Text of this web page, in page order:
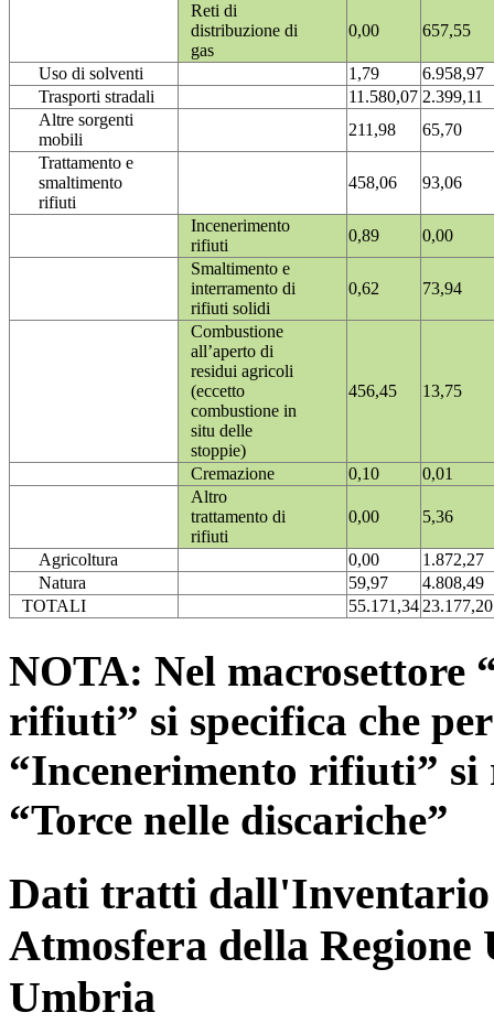
Reti di
distribuzione di
gas
0,00 657,55
Uso di solventi 1,79
6.958,97
Trasporti stradali
11.580,07 2.399,11
Altre sorgenti
mobili
211,98
65,70
Trattamento e
smaltimento
rifiuti
458,06 93,06
Incenerimento
rifiuti
0,89
0,00
Smaltimento e
interramento di
rifiuti solidi
0,62 73,94
Combustione
all’aperto di
residui agricoli
(eccetto
combustione in
situ delle
stoppie)
456,45 13,75
Cremazione 0,10
0,01
Altro
trattamento di
rifiuti
0,00 5,36
Agricoltura 0,00
1.872,27
Natura
59,97
4.808,49
TOTALI
55.171,3423.177,20
NOTA: Nel macrosettore
rifiuti” si specifica che
“Incenerimento rifiuti”
“Torce nelle discariche”
Dati tratti dall'Inventario
Atmosfera della
Umbria